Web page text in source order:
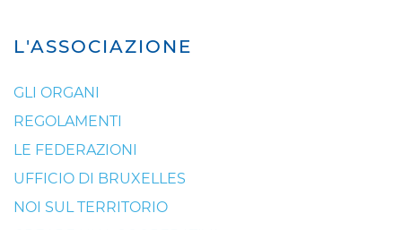
L'ASSOCIAZIONE
GLI ORGANI
REGOLAMENTI
LE FEDERAZIONI
UFFICIO DI BRUXELLES
NOI SUL TERRITORIO